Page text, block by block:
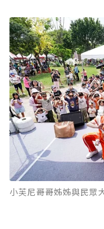
小芙尼哥哥姊姊與民眾